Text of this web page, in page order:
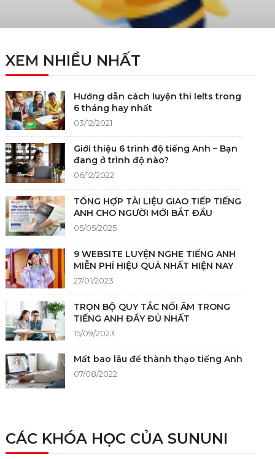
XEM NHIỀU NHẤT
Hướng dẫn cách luyện thi Ielts trong
6 tháng hay nhất
03/12/2021
Giới thiệu 6 trình độ tiếng Anh – Bạn
đang ở trình độ nào?
06/12/2022
TỔNG HỢP TÀI LIỆU GIAO TIẾP TIẾNG
ANH CHO NGƯỜI MỚI BẮT ĐẦU
05/05/2025
9 WEBSITE LUYỆN NGHE TIẾNG ANH
MIỄN PHÍ HIỆU QUẢ NHẤT HIỆN NAY
27/01/2023
TRỌN BỘ QUY TẮC NỐI ÂM TRONG
TIẾNG ANH ĐẦY ĐỦ NHẤT
15/09/2023
Mất bao lâu để thành thạo tiếng Anh
07/08/2022
CÁC KHÓA HỌC CỦA SUNUNI